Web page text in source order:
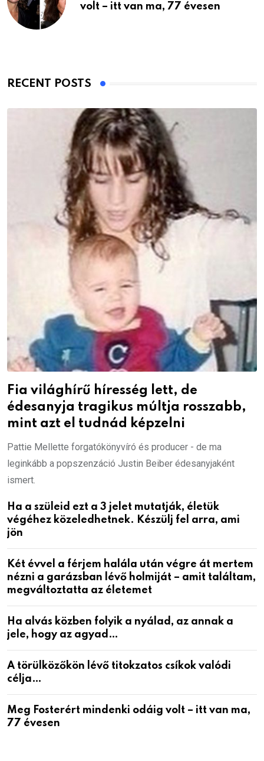
volt – itt van ma, 77 évesen
RECENT POSTS
Fia világhírű híresség lett, de
édesanyja tragikus múltja rosszabb,
mint azt el tudnád képzelni
Pattie Mellette forgatókönyvíró és producer - de ma
leginkább a popszenzáció Justin Beiber édesanyjaként
ismert.
Ha a szüleid ezt a 3 jelet mutatják, életük
végéhez közeledhetnek. Készülj fel arra, ami
jön
Két évvel a férjem halála után végre át mertem
nézni a garázsban lévő holmiját – amit találtam,
megváltoztatta az életemet
Ha alvás közben folyik a nyálad, az annak a
jele, hogy az agyad…
A törülközőkön lévő titokzatos csíkok valódi
célja…
Meg Fosterért mindenki odáig volt – itt van ma,
77 évesen